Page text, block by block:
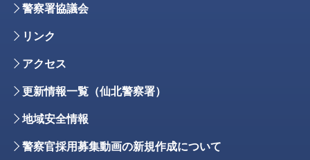
警察署協議会
リンク
アクセス
更新情報一覧（仙北警察署）
地域安全情報
警察官採用募集動画の新規作成について